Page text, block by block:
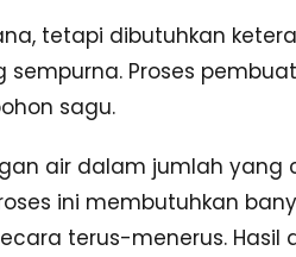
tetapi dibutuhkan
Proses
sagu.
air dalam jumlah yang
ini membutuhkan
terus-menerus. Hasil